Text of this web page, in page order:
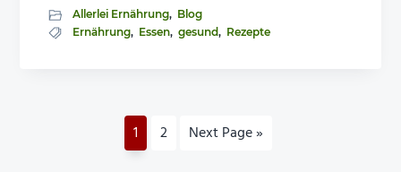
Allerlei Ernährung, Blog
Ernährung, Essen, gesund, Rezepte
Go
to
1
Go
2
Go
Next Page »